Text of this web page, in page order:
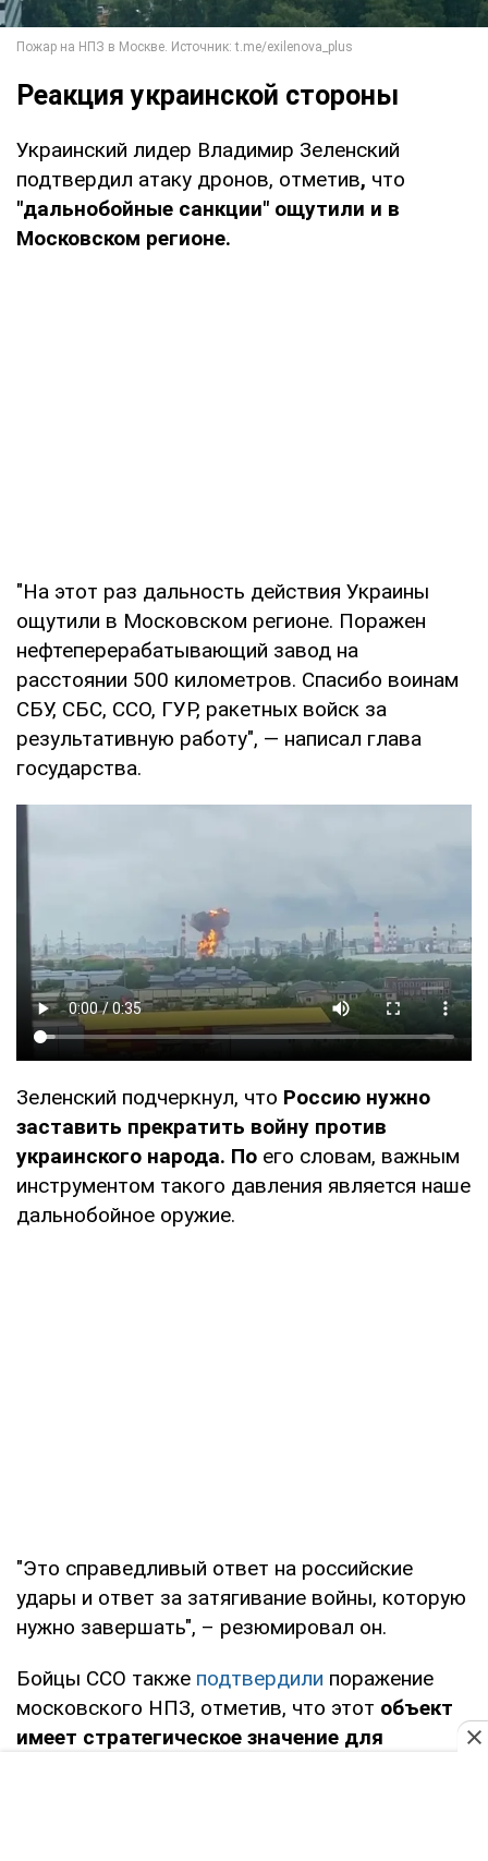
Реакция украинской стороны
Украинский лидер Владимир Зеленский
подтвердил атаку дронов, отметив, что
"дальнобойные санкции" ощутили и в
Московском регионе.
"На этот раз дальность действия Украины
ощутили в Московском регионе. Поражен
нефтеперерабатывающий завод на
расстоянии 500 километров. Спасибо воинам
СБУ, СБС, ССО, ГУР, ракетных войск за
результативную работу", — написал глава
государства.
Зеленский подчеркнул, что Россию нужно
заставить прекратить войну против
украинского народа. По его словам, важным
инструментом такого давления является наше
дальнобойное оружие.
"Это справедливый ответ на российские
удары и ответ за затягивание войны, которую
нужно завершать", – резюмировал он.
Бойцы ССО также подтвердили поражение
московского НПЗ, отметив, что этот объект
имеет стратегическое значение для